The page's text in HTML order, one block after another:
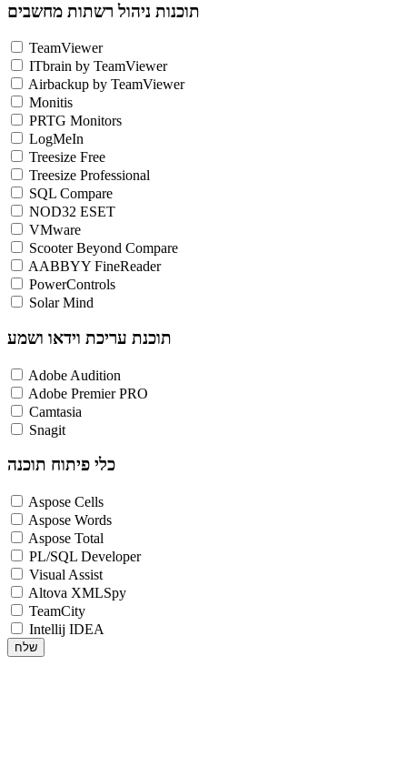
תוכנות ניהול רשתות מחשבים
TeamViewer
ITbrain by TeamViewer
Airbackup by TeamViewer
Monitis
PRTG Monitors
LogMeIn
Treesize Free
Treesize Professional
SQL Compare
NOD32 ESET
VMware
Scooter Beyond Compare
AABBYY FineReader
PowerControls
Solar Mind
תוכנת עריכת וידאו ושמע
Adobe Audition
Adobe Premier PRO
Camtasia
Snagit
כלי פיתוח תוכנה
Aspose Cells
Aspose Words
Aspose Total
PL/SQL Developer
Visual Assist
Altova XMLSpy
TeamCity
Intellij IDEA